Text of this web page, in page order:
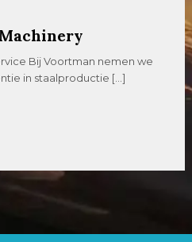
Bij Voortman nemen we
in staalproductie […]